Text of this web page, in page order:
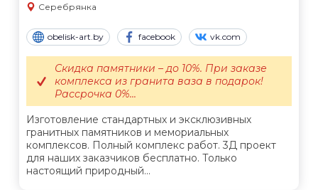
Серебрянка
obelisk-art.by facebook vk.com
Изготовление стандартных и эксклюзивных
гранитных памятников и мемориальных
комплексов. Полный комплекс работ. 3Д проект
для наших заказчиков бесплатно. Только
настоящий природный...
Скидка памятники – до 10%. При заказе
комплекса из гранита ваза в подарок!
Рассрочка 0%...